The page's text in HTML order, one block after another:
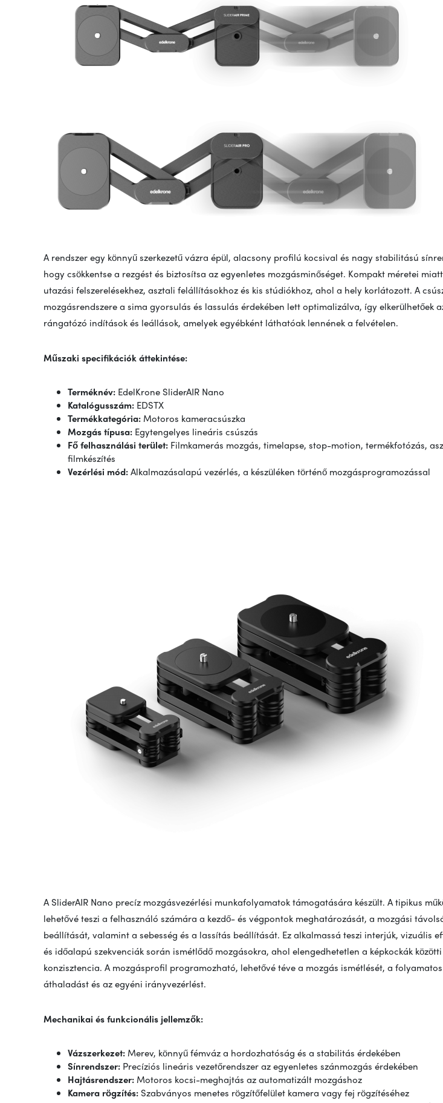
A rendszer egy könnyű szerkezetű vázra épül, alacsony profilú kocsival és nagy stabilitású
hogy csökkentse a rezgést és biztosítsa az egyenletes mozgásminőséget. Kompakt méretei
utazási felszerelésekhez, asztali felállításokhoz és kis stúdiókhoz, ahol a hely korlátozott. A
mozgásrendszere a sima gyorsulás és lassulás érdekében lett optimalizálva, így elkerülhetőek
rángatózó indítások és leállások, amelyek egyébként láthatóak lennének a felvételen.
Műszaki specifikációk áttekintése:
Terméknév: EdelKrone SliderAIR Nano
Katalógusszám: EDSTX
Termékkategória: Motoros kameracsúszka
Mozgás típusa: Egytengelyes lineáris csúszás
Fő felhasználási terület: Filmkamerás mozgás, timelapse, stop-motion, termékfotózás,
filmkészítés
Vezérlési mód:Alkalmazásalapú vezérlés, a készüléken történő mozgásprogramozással
A SliderAIR Nano precíz mozgásvezérlési munkafolyamatok támogatására készült. A tipikus
lehetővé teszi a felhasználó számára a kezdő- és végpontok meghatározását, a mozgási
beállítását, valamint a sebesség és a lassítás beállítását. Ez alkalmassá teszi interjúk, vizuális
és időalapú szekvenciák során ismétlődő mozgásokra, ahol elengedhetetlen a képkockák
konzisztencia. A mozgásprofil programozható, lehetővé téve a mozgás ismétlését, a folyamatos
áthaladást és az egyéni irányvezérlést.
Mechanikai és funkcionális jellemzők:
Vázszerkezet: Merev, könnyű fémváz a hordozhatóság és a stabilitás érdekében
Sínrendszer: Precíziós lineáris vezetőrendszer az egyenletes szánmozgás érdekében
Hajtásrendszer: Motoros kocsi-meghajtás az automatizált mozgáshoz
Kamera rögzítés: Szabványos menetes rögzítőfelület kamera vagy fej rögzítéséhez